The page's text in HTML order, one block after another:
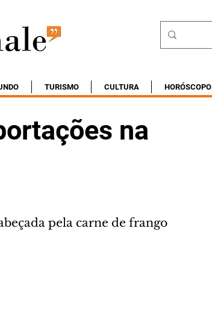
TURISMO CULTURA HORÓSCOPO
na
pela carne de frango